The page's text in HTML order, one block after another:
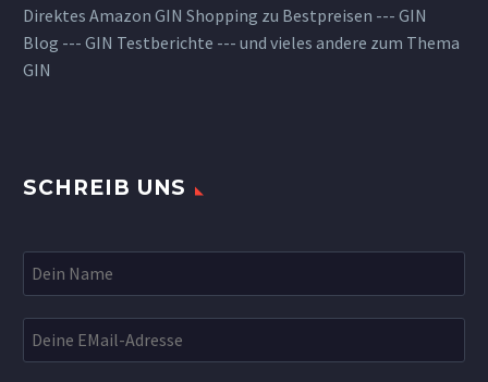
Direktes Amazon GIN Shopping zu Bestpreisen --- GIN
Blog --- GIN Testberichte --- und vieles andere zum Thema
GIN
SCHREIB UNS